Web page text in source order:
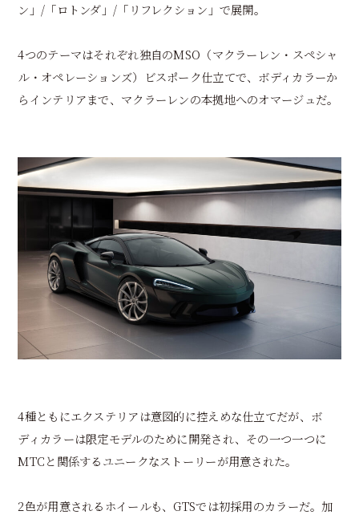
ン」/「ロトンダ」/「リフレクション」で展開。
4つのテーマはそれぞれ独自のMSO（マクラーレン・スペシャ
ル・オペレーションズ）ビスポーク仕立てで、ボディカラーか
らインテリアまで、マクラーレンの本拠地へのオマージュだ。
4種ともにエクステリアは意図的に控えめな仕立てだが、ボ
ディカラーは限定モデルのために開発され、その一つ一つに
MTCと関係するユニークなストーリーが用意された。
2色が用意されるホイールも、GTSでは初採用のカラーだ。加